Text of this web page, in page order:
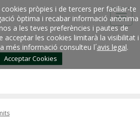
pròpies i de tercers per faciliar-te
òptima i recabar informació anònima
a les teves preferències i pautes de
acceptar les cookies limitarà la visibilitat i
més informació consulteu l´avis legal.
Acceptar Cookies